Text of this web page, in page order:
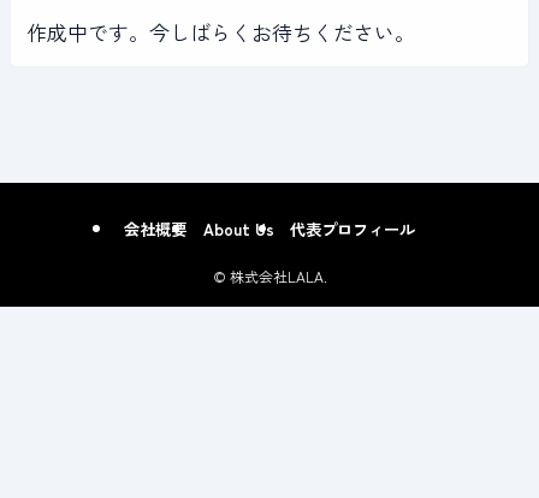
作成中です。今しばらくお待ちください。
会社概要 About Us 代表プロフィール
© 株式会社LALA.